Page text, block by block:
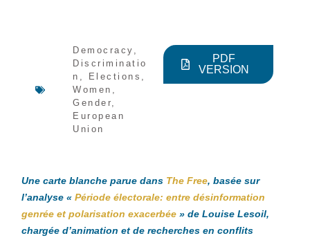
Democracy ,
Discriminatio
n , Elections ,
Women ,
Gender,
European
Union
PDF
VERSION
Une carte blanche parue dans The Free, basée sur
l’analyse «Période électorale: entre désinformation
genrée et polarisation exacerbée » de Louise Lesoil,
chargée d’animation et de recherches en conflits